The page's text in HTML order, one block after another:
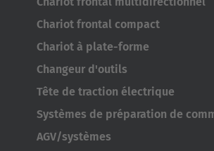
ASIA/PACIFIC
Australia
English
Japan
Japanese
Chariot frontal compact
Chariot à plate-forme
Changeur d'outils
Tête de traction électrique
Systèmes de préparation de
AGV/systèmes